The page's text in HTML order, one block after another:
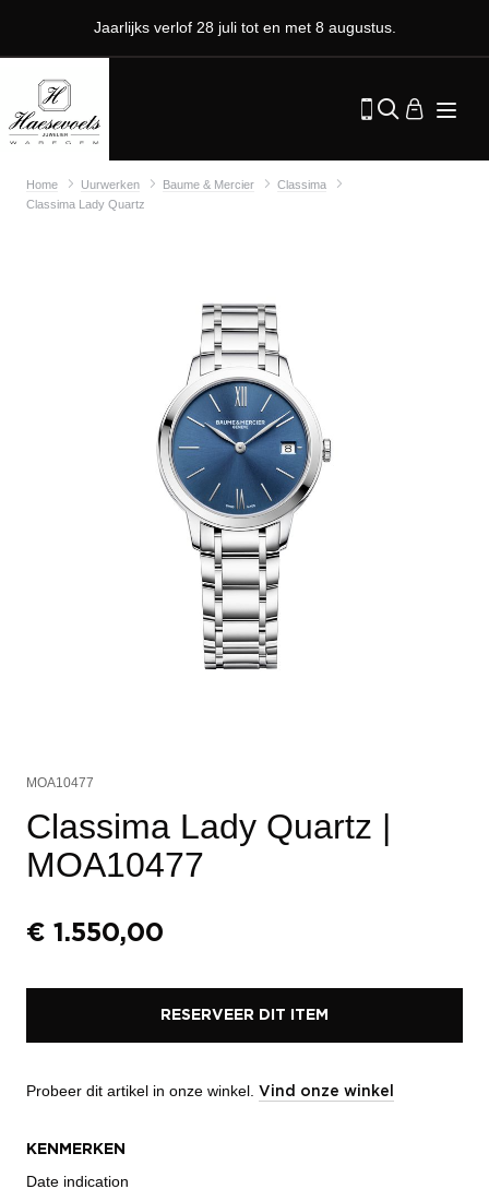
Jaarlijks verlof 28 juli tot en met 8 augustus.
Home Uurwerken Baume & Mercier
Classima
Classima Lady Quartz
MOA10477
Classima Lady Quartz |
MOA10477
€ 1.550,00
RESERVEER DIT ITEM
Probeer dit artikel in onze winkel. Vind onze winkel
KENMERKEN
Date indication